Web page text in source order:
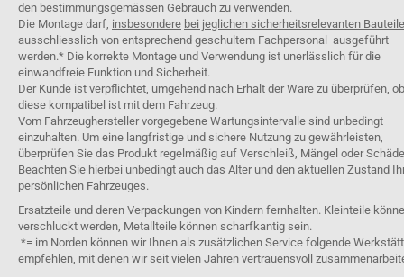
den bestimmungsgemässen Gebrauch zu verwenden.
Die Montage darf, insbesondere bei jeglichen sicherheitsrelevanten
ausschliesslich von entsprechend geschultem Fachpersonal ausgeführt
werden.* Die korrekte Montage und Verwendung ist unerlässlich für die
einwandfreie Funktion und Sicherheit.
Der Kunde ist verpflichtet, umgehend nach Erhalt der Ware zu überprüfen, ob
diese kompatibel ist mit dem Fahrzeug.
Vom Fahrzeughersteller vorgegebene Wartungsintervalle sind unbedingt
einzuhalten. Um eine langfristige und sichere Nutzung zu gewährleisten,
überprüfen Sie das Produkt regelmäßig auf Verschleiß, Mängel oder
Beachten Sie hierbei unbedingt auch das Alter und den aktuellen Zustand
persönlichen Fahrzeuges.
Ersatzteile und deren Verpackungen von Kindern fernhalten. Kleinteile
verschluckt werden, Metallteile können scharfkantig sein.
*= im Norden können wir Ihnen als zusätzlichen Service folgende
empfehlen, mit denen wir seit vielen Jahren vertrauensvoll